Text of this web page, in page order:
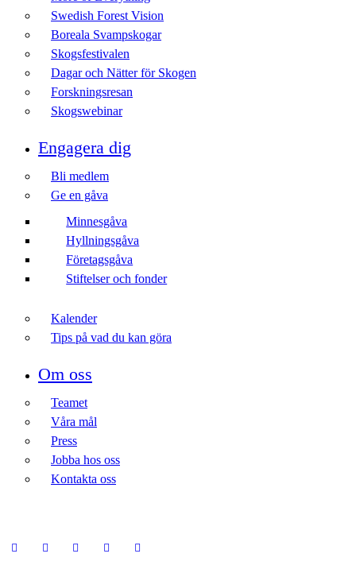
Swedish Forest Vision
Boreala Svampskogar
Skogsfestivalen
Dagar och Nätter för Skogen
Forskningsresan
Skogswebinar
Engagera dig
Bli medlem
Ge en gåva
Minnesgåva
Hyllningsgåva
Företagsgåva
Stiftelser och fonder
Kalender
Tips på vad du kan göra
Om oss
Teamet
Våra mål​
Press
Jobba hos oss
Kontakta oss
facebook-instagramcloud-
youtube linkedin